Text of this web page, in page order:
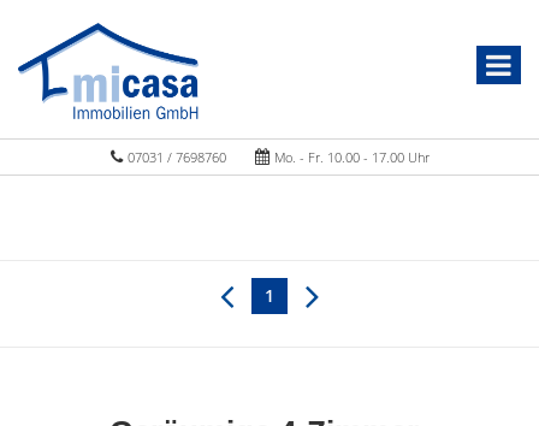
07031 / 7698760 Mo. - Fr. 10.00 - 17.00 Uhr
1